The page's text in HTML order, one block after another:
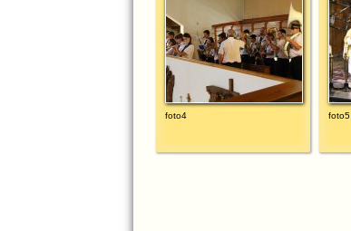
foto4 foto5